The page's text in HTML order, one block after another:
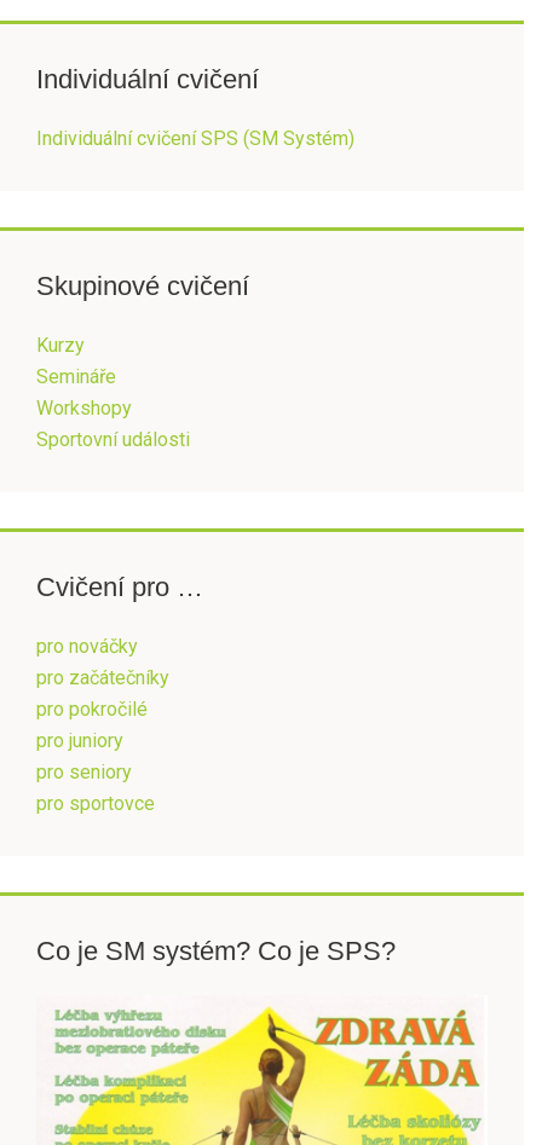
Individuální cvičení
Individuální cvičení SPS (SM Systém)
Skupinové cvičení
Kurzy
Semináře
Workshopy
Sportovní události
Cvičení pro …
pro nováčky
pro začátečníky
pro pokročilé
pro juniory
pro seniory
pro sportovce
Co je SM systém? Co je SPS?